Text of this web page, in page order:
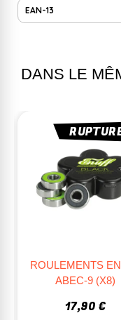
EAN-13
DANS LE
JEHU V2 (X8)
25,95 €